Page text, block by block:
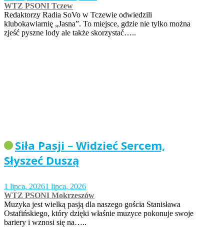
WTZ PSONI Tczew
Redaktorzy Radia SoVo w Tczewie odwiedzili
klubokawiarnię „Jasna”. To miejsce, gdzie nie tylko można
zjeść pyszne lody ale także skorzystać…..
Siła Pasji – Widzieć Sercem,
Słyszeć Duszą
1 lipca, 20261 lipca, 2026
WTZ PSONI Mokrzeszów
Muzyka jest wielką pasją dla naszego gościa Stanisława
Ostafińskiego, który dzięki właśnie muzyce pokonuje swoje
bariery i wznosi się na…..